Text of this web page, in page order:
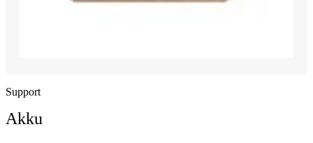
Support
Akku